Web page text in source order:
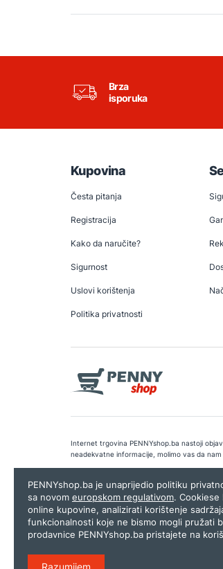
Brza
isporuka
Kupovina
Česta pitanja
Registracija
Kako da naručite?
Sigurnost
Uslovi korištenja
Politika privatnosti
Internet trgovina PENNYshop.ba nastoji
neadekvatne informacije, molimo vas da
Copyright © 2026.Penny plus d.o.o.
PENNYshop.ba je unaprijedio politiku
sa novom europskom regulativom. Cookiese
online kupovine, analizirati korištenje
funkcionalnosti koje ne bismo mogli pružati
prodavnice PENNYshop.ba pristajete na
Razumijem